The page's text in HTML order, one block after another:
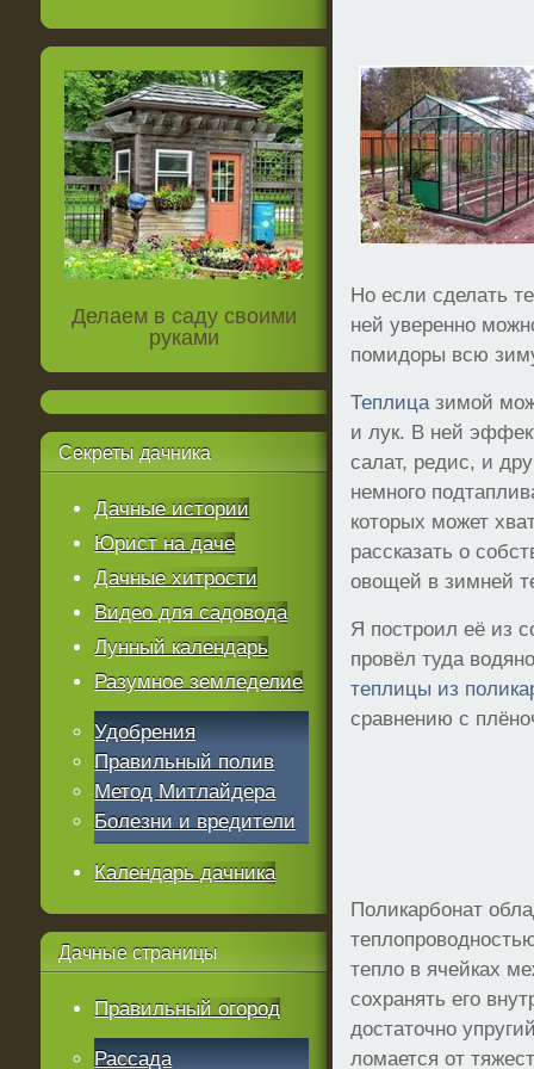
Но если сделать
ней уверенно
помидоры всю
Теплицазимой
и лук. В ней
салат, редис, и
немного
которых может
рассказать о
овощей в зимней
Я построил её из
провёл туда
теплицы из
сравнению с
Поликарбонат
тепло в ячейках
сохранять его
достаточно
ломается от
Делаем в саду своими
руками
Секреты дачника
Дачные истории
Юрист на даче
Дачные хитрости
Видео для садовода
Лунный календарь
Разумное земледелие
Удобрения
Правильный полив
Метод Митлайдера
Болезни и вредители
Календарь дачника
Дачные страницы
Правильный огород
Рассада